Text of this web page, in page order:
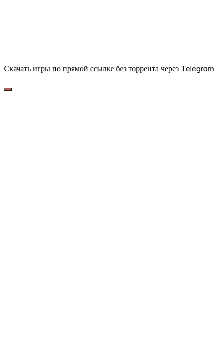
Скачать игры по прямой ссылке без торрента через Telegram